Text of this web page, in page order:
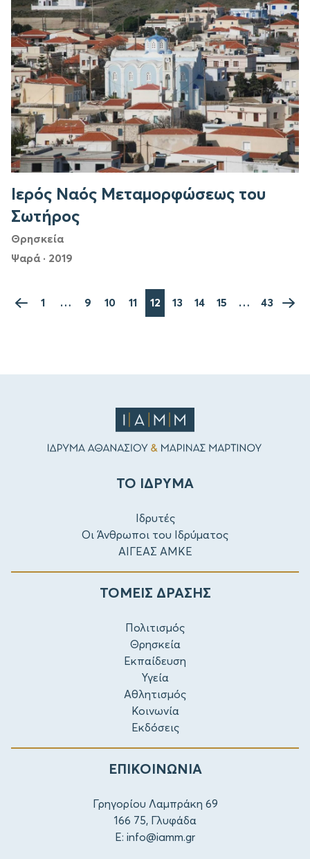
Ιερός Ναός Μεταμορφώσεως του
Σωτήρος
Θρησκεία
Ψαρά · 2019
1 … 9 10 11 12 13 14 15 … 43
ΤΟ ΙΔΡΥΜΑ
Ιδρυτές
Οι Άνθρωποι του Ιδρύματος
ΑΙΓΕΑΣ ΑΜΚΕ
ΤΟΜΕΙΣ ΔΡΑΣΗΣ
Πολιτισμός
Θρησκεία
Εκπαίδευση
Υγεία
Αθλητισμός
Κοινωνία
Εκδόσεις
ΕΠΙΚΟΙΝΩΝΙΑ
Γρηγορίου Λαμπράκη 69
166 75, Γλυφάδα
E: info@iamm.gr